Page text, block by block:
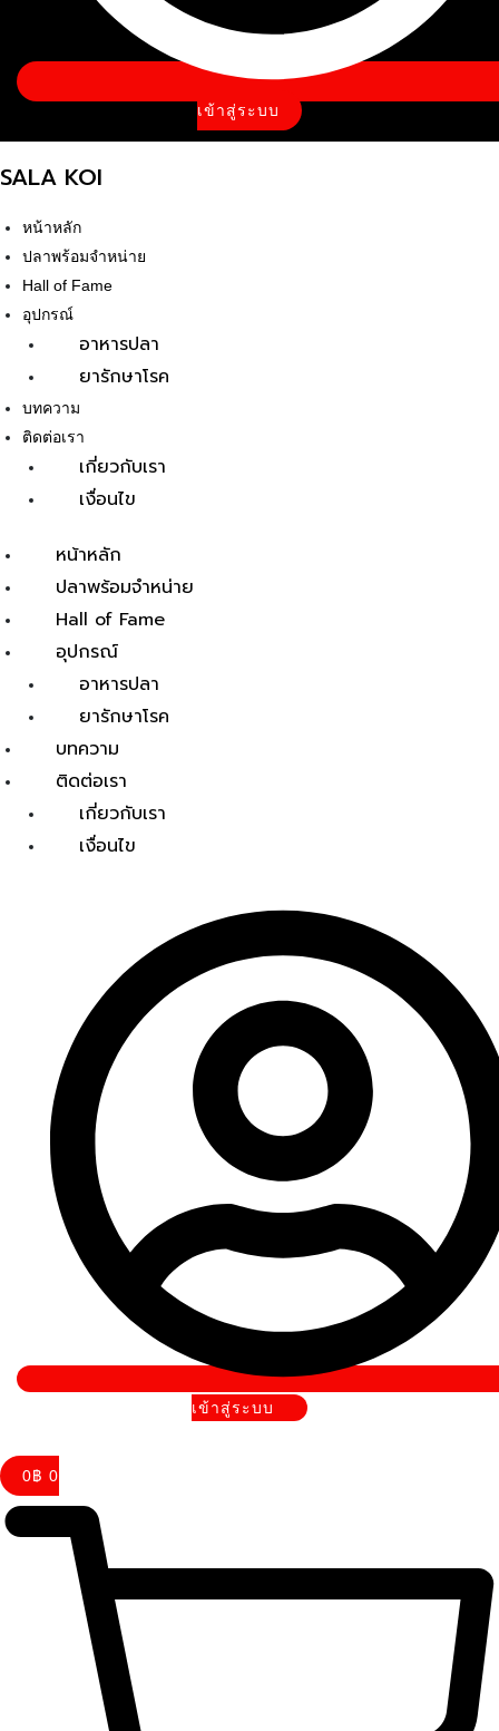
เข้าสู่ระบบ
SALA KOI
หน้าหลัก
ปลาพร้อมจำหน่าย
Hall of Fame
อุปกรณ์
อาหารปลา
ยารักษาโรค
บทความ
ติดต่อเรา
เกี่ยวกับเรา
เงื่อนไข
หน้าหลัก
ปลาพร้อมจำหน่าย
Hall of Fame
อุปกรณ์
อาหารปลา
ยารักษาโรค
บทความ
ติดต่อเรา
เกี่ยวกับเรา
เงื่อนไข
เข้าสู่ระบบ
0฿ 0